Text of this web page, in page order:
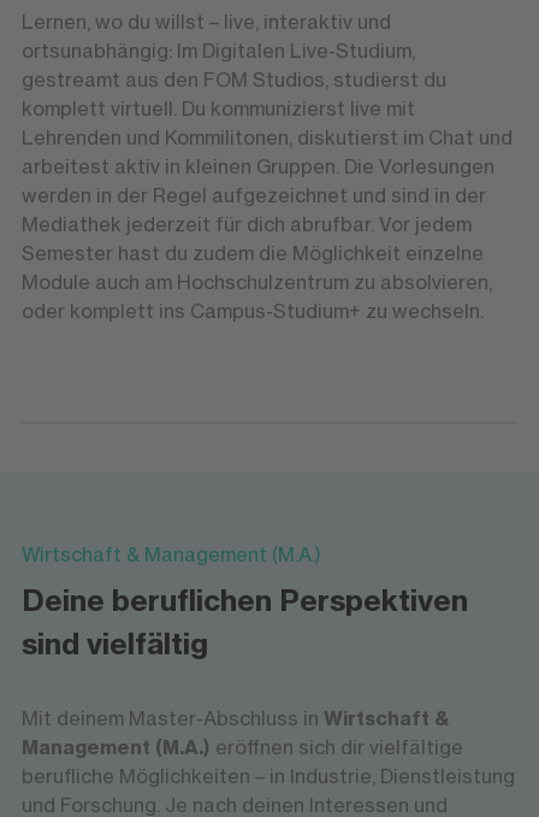
Lernen, wo du willst – live, interaktiv und
ortsunabhängig: Im Digitalen Live-Studium,
gestreamt aus den FOM Studios, studierst du
komplett virtuell. Du kommunizierst live mit
Lehrenden und Kommilitonen, diskutierst im Chat und
arbeitest aktiv in kleinen Gruppen. Die Vorlesungen
werden in der Regel aufgezeichnet und sind in der
Mediathek jederzeit für dich abrufbar. Vor jedem
Semester hast du zudem die Möglichkeit einzelne
Module auch am Hochschulzentrum zu absolvieren,
oder komplett ins Campus-Studium+ zu wechseln.
Wirtschaft & Management (M.A.)
Deine beruflichen Perspektiven
sind vielfältig
Mit deinem Master-Abschluss in Wirtschaft &
Management (M.A.) eröffnen sich dir vielfältige
berufliche Möglichkeiten – in Industrie, Dienstleistung
und Forschung. Je nach deinen Interessen und